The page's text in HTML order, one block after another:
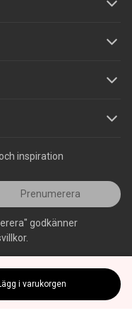
inspiration
Prenumerera
godkänner
i varukorgen